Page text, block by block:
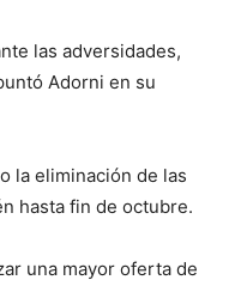
las adversidades,
Adorni en su
la eliminación de las
hasta fin de octubre.
una mayor oferta de